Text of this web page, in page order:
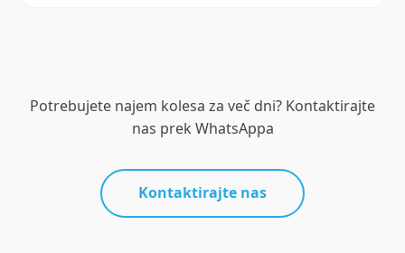
Potrebujete najem kolesa za več dni? Kontaktirajte
nas prek WhatsAppa
Kontaktirajte nas